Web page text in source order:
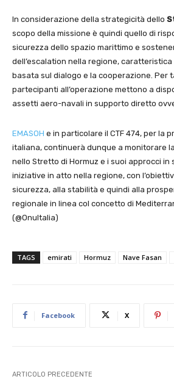
In considerazione della strategicità dello
scopo della missione è quindi quello di
sicurezza dello spazio marittimo e
dell’escalation nella regione, caratteristica
basata sul dialogo e la cooperazione. Per
partecipanti all’operazione mettono a
assetti aero-navali in supporto diretto
EMASOH e in particolare il CTF 474, per la
italiana, continuerà dunque a monitorare
nello Stretto di Hormuz e i suoi approcci in
iniziative in atto nella regione, con
sicurezza, alla stabilità e quindi alla
regionale in linea col concetto di
(@OnuItalia)
TAGS emirati Hormuz Nave Fasan
Facebook X
ARTICOLO PRECEDENTE